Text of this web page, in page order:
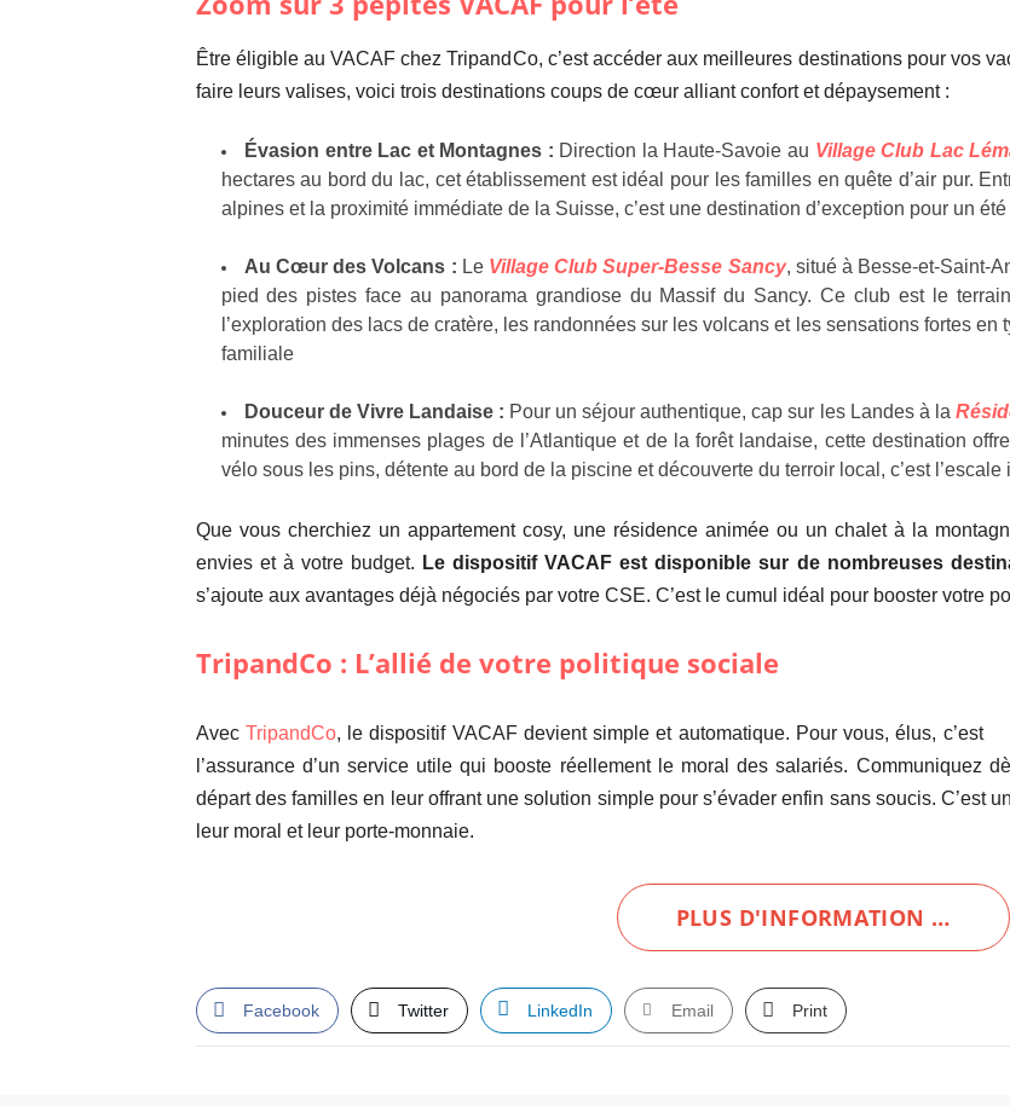
Être éligible au VACAF chez TripandCo, c’est accéder aux meilleures destinations pour vos
faire leurs valises, voici trois destinations coups de cœur alliant confort et dépaysement :
Évasion entre Lac et Montagnes : Direction la Haute-Savoie au Village Club Lac
hectares au bord du lac, cet établissement est idéal pour les familles en quête d’air pur.
alpines et la proximité immédiate de la Suisse, c’est une destination d’exception pour un
Au Cœur des Volcans : Le Village Club Super-Besse Sancy, situé à Besse-et-Saint-
pied des pistes face au panorama grandiose du Massif du Sancy. Ce club est le
l’exploration des lacs de cratère, les randonnées sur les volcans et les sensations fortes en
familiale
Douceur de Vivre Landaise : Pour un séjour authentique, cap sur les Landes à la
minutes des immenses plages de l’Atlantique et de la forêt landaise, cette destination
vélo sous les pins, détente au bord de la piscine et découverte du terroir local, c’est
Que vous cherchiez un appartement cosy, une résidence animée ou un chalet à la
envies et à votre budget. Le dispositif VACAF est disponible sur de nombreuses
s’ajoute aux avantages déjà négociés par votre CSE. C’est le cumul idéal pour booster votre
TripandCo : L’allié de votre politique sociale
Avec TripandCo, le dispositif VACAF devient simple et automatique. Pour vous, élus, c’est
l’assurance d’un service utile qui booste réellement le moral des salariés. Communiquez
départ des familles en leur offrant une solution simple pour s’évader enfin sans soucis. C’est
leur moral et leur porte-monnaie.
PLUS D'INFORMATION …
Facebook Twitter LinkedIn Email Print